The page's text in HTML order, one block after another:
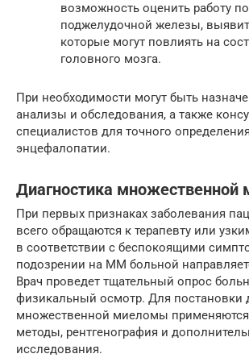
возможность оценить работу
поджелудочной железы,
которые могут повлиять на
головного мозга.
При необходимости могут быть
анализы и обследования, а также
специалистов для точного
энцефалопатии.
Диагностика
При первых признаках заболевания
всего обращаются к терапевту или
в соответствии с беспокоящими
подозрении на ММ больной
Врач проведет тщательный опрос
физикальный осмотр. Для постановки
множественной миеломы
методы, рентгенография и
исследования.